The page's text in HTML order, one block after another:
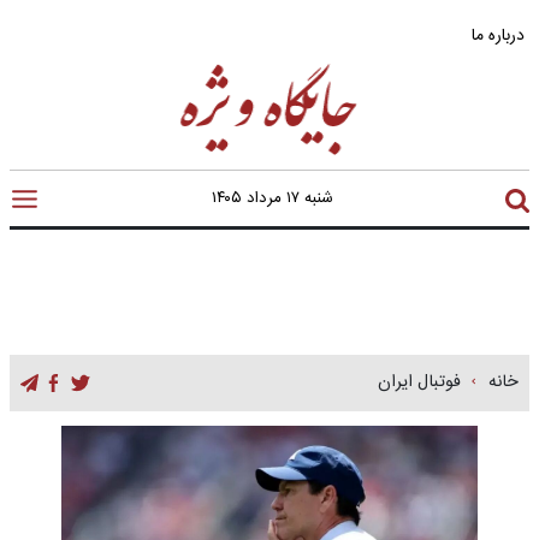
درباره ما
شنبه ۱۷ مرداد ۱۴۰۵
خانه فوتبال ایران